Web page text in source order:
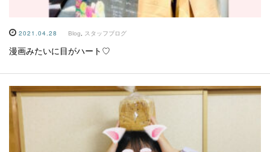
2021.04.28 Blog, スタッフブログ
漫画みたいに目がハート♡